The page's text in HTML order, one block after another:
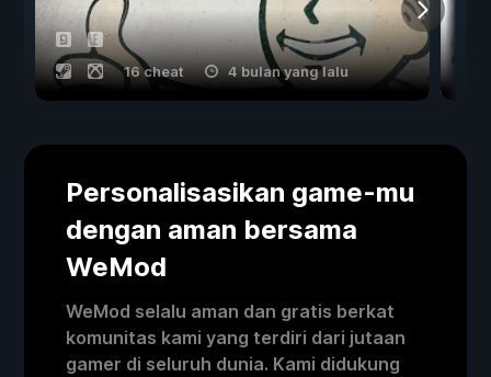
16 cheat 4 bulan yang lalu
Personalisasikan game-mu
dengan aman bersama
WeMod
WeMod selalu aman dan gratis berkat
komunitas kami yang terdiri dari jutaan
gamer di seluruh dunia. Kami didukung